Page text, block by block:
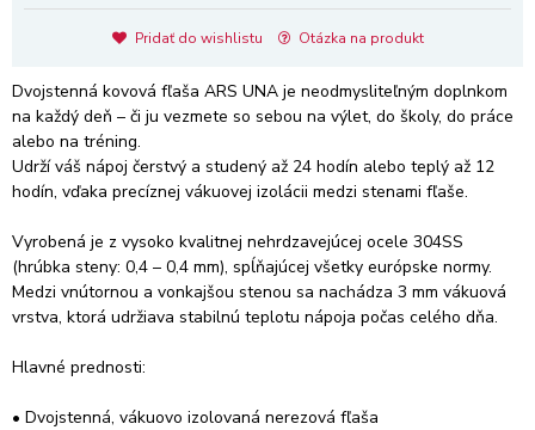
Pridať do wishlistu Otázka na produkt
Dvojstenná kovová fľaša ARS UNA je neodmysliteľným doplnkom
na každý deň – či ju vezmete so sebou na výlet, do školy, do práce
alebo na tréning.
Udrží váš nápoj čerstvý a studený až 24 hodín alebo teplý až 12
hodín, vďaka precíznej vákuovej izolácii medzi stenami fľaše.
Vyrobená je z vysoko kvalitnej nehrdzavejúcej ocele 304SS
(hrúbka steny: 0,4 – 0,4 mm), spĺňajúcej všetky európske normy.
Medzi vnútornou a vonkajšou stenou sa nachádza 3 mm vákuová
vrstva, ktorá udržiava stabilnú teplotu nápoja počas celého dňa.
Hlavné prednosti:
• Dvojstenná, vákuovo izolovaná nerezová fľaša